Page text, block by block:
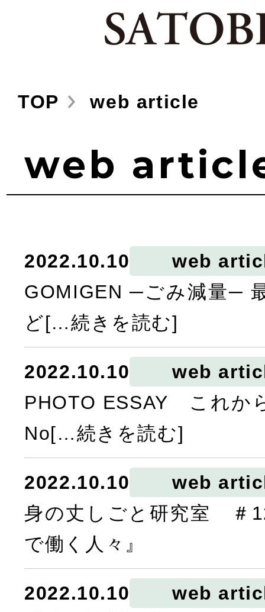
TOP web article
web
2022.10.10
web
GOMIGEN ─ごみ減量
ど[…続きを読む]
2022.10.10
web
PHOTO ESSAY これ
No[…続きを読む]
2022.10.10
web
身の丈しごと研究室 ＃
で働く人々』
2022.10.10
web